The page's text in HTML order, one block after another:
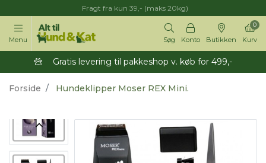
Fragt fra kun 39,- (maks 20kg)
Menu Søg Konto Butikken Kurv
0
Gratis levering til pakkeshop v. køb for 499,-
Forside Hundeklipper Moser REX Mini.